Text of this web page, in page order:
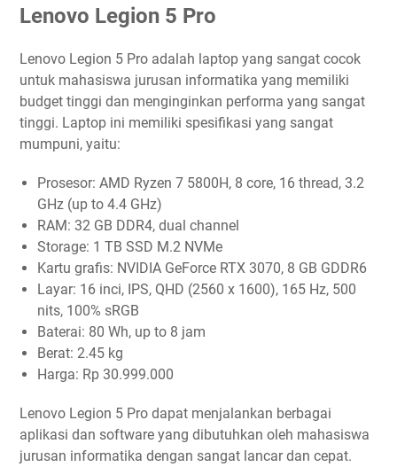
Lenovo Legion 5 Pro
Lenovo Legion 5 Pro adalah laptop yang sangat cocok
untuk mahasiswa jurusan informatika yang memiliki
budget tinggi dan menginginkan performa yang sangat
tinggi. Laptop ini memiliki spesifikasi yang sangat
mumpuni, yaitu:
Prosesor: AMD Ryzen 7 5800H, 8 core, 16 thread, 3.2
GHz (up to 4.4 GHz)
RAM: 32 GB DDR4, dual channel
Storage: 1 TB SSD M.2 NVMe
Kartu grafis: NVIDIA GeForce RTX 3070, 8 GB GDDR6
Layar: 16 inci, IPS, QHD (2560 x 1600), 165 Hz, 500
nits, 100% sRGB
Baterai: 80 Wh, up to 8 jam
Berat: 2.45 kg
Harga: Rp 30.999.000
Lenovo Legion 5 Pro dapat menjalankan berbagai
aplikasi dan software yang dibutuhkan oleh mahasiswa
jurusan informatika dengan sangat lancar dan cepat.